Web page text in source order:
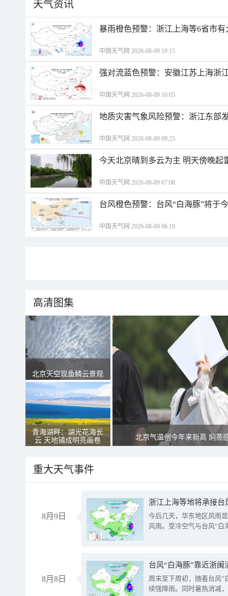
天气资讯
暴雨橙色预警：浙江上海等6省市
中国天气网 2026-08-09 10:15
强对流蓝色预警：安徽江苏上海浙
中国天气网 2026-08-09 10:05
地质灾害气象风险预警：浙江东部
中国天气网 2026-08-09 09:25
今天北京晴到多云为主 明天傍晚起
中国天气网 2026-08-09 07:08
台风橙色预警：台风“白海豚”将于
中国天气网 2026-08-09 06:10
高清图集
北京天空现鱼鳞云景观
青海湖畔：湖光花海长
云 天地铺成明亮画卷
北京气温创今年来新高 焖蒸
重大天气事件
8月9日
浙江上海等地将承接台
今后几天，华东地区风雨
风雨。受冷空气与台风“白
8月8日
台风“白海豚”靠近浙
周末至下周初，随着台风“
续强降雨。同时暑热消减